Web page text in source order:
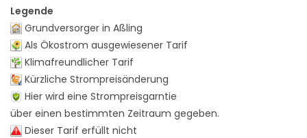
Legende
Grundversorger in Aßling
Als Ökostrom ausgewiesener Tarif
Klimafreundlicher Tarif
Kürzliche Strompreisänderung
Hier wird eine Strompreisgarntie
über einen bestimmten Zeitraum gegeben.
Dieser Tarif erfüllt nicht